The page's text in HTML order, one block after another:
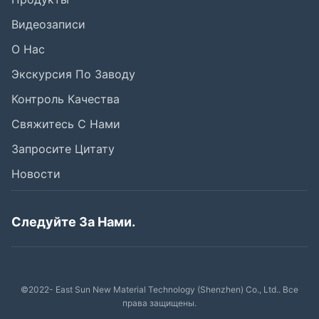
Видеозаписи
О Нас
Экскурсия По Заводу
Контроль Качества
Свяжитесь С Нами
Запросите Цитату
Новости
Следуйте За Нами.
©2022- East Sun New Material Technology (Shenzhen) Co., Ltd.. Все
права защищены.